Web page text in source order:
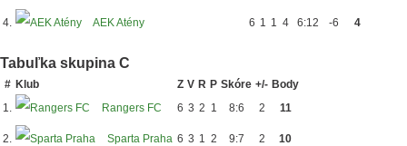
4. AEK Atény 6 1 1 4 6:12 -6 4
Tabuľka skupina C
# Klub Z V R P Skóre +/- Body
1.
Rangers FC 6 3 2 1 8:6 2 11
2. Sparta Praha 6 3 1 2 9:7 2 10